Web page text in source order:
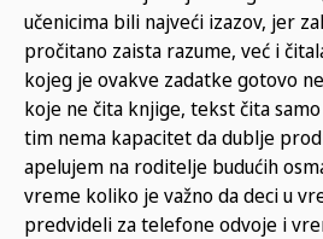
učenicima bili najveći izazov, jer
pročitano zaista razume, već i
kojeg je ovakve zadatke gotovo
koje ne čita knjige, tekst čita
tim nema kapacitet da dublje
apelujem na roditelje budućih
vreme koliko je važno da deci u
predvideli za telefone odvoje i